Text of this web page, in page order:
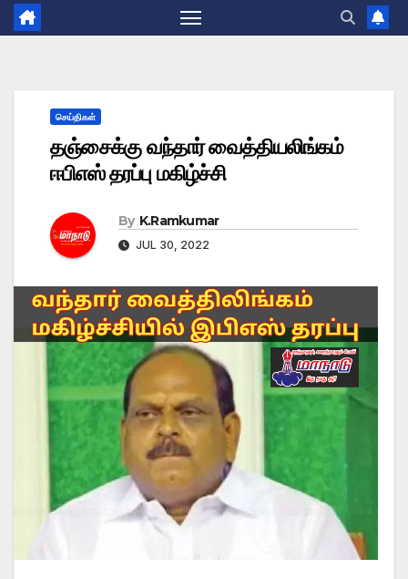
செய்திகள்
தஞ்சைக்கு வந்தார் வைத்தியலிங்கம்
ஈபிஎஸ் தரப்பு மகிழ்ச்சி
By K.Ramkumar
JUL 30, 2022